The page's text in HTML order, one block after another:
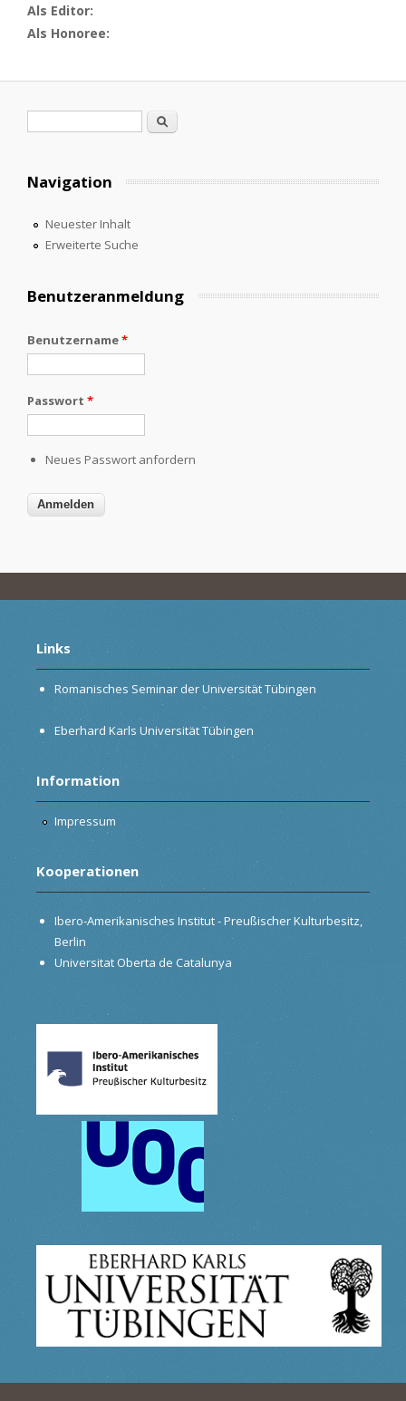
Als Editor:
Als Honoree:
Suche
Navigation
Neuester Inhalt
Erweiterte Suche
Benutzeranmeldung
Benutzername*
Passwort *
Neues Passwort anfordern
Links
Romanisches Seminar der Universität Tübingen
Eberhard Karls Universität Tübingen
Information
Impressum
Kooperationen
Ibero-Amerikanisches Institut - Preußischer Kulturbesitz,
Berlin
Universitat Oberta de Catalunya